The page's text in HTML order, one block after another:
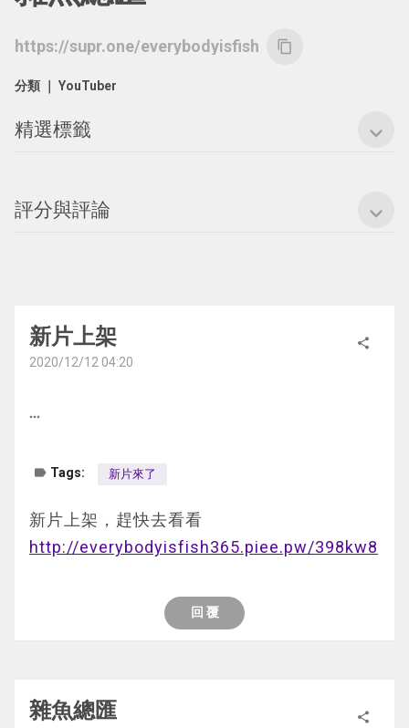
https://supr.one/everybodyisfish content_copy
分類 ｜ YouTuber
精選標籤 expand_more
新片上架
2020/12/12 04:20
share
more_horiz
label Tags: 新片來了
新片上架，趕快去看看
http://everybodyisfish365.piee.pw/398kw8
回 覆
雜魚總匯 share
評分與評論 expand_more